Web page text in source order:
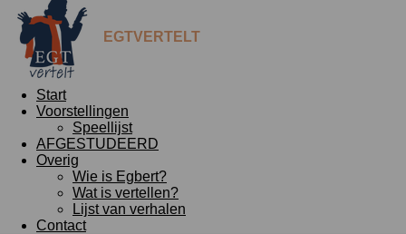
EGTVERTELT
Start
Voorstellingen
Speellijst
AFGESTUDEERD
Overig
Wie is Egbert?
Wat is vertellen?
Lijst van verhalen
Contact